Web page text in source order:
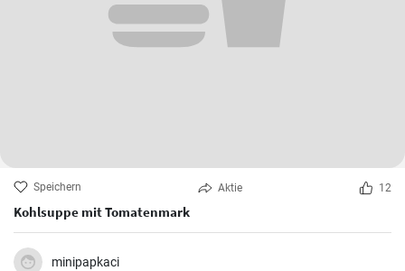
Speichern Aktie 12
Kohlsuppe mit Tomatenmark
minipapkaci